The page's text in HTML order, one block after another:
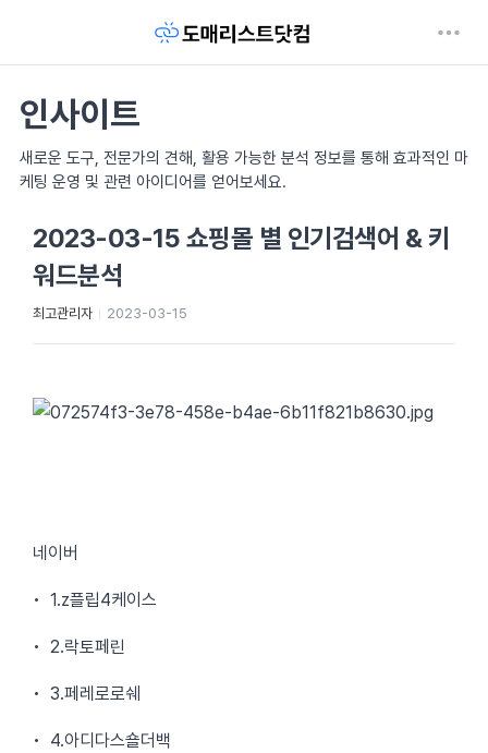
인사이트
새로운 도구, 전문가의 견해, 활용 가능한 분석 정보를 통해 효과적인 마
케팅 운영 및 관련 아이디어를 얻어보세요.
2023-03-15 쇼핑몰 별 인기검색어 & 키
워드분석
최고관리자 2023-03-15
네이버
• 1.z플립4케이스
• 2.락토페린
• 3.페레로로쉐
• 4.아디다스숄더백